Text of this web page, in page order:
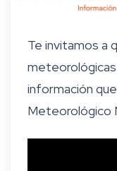
Te invitamos a
información
Meteorológico